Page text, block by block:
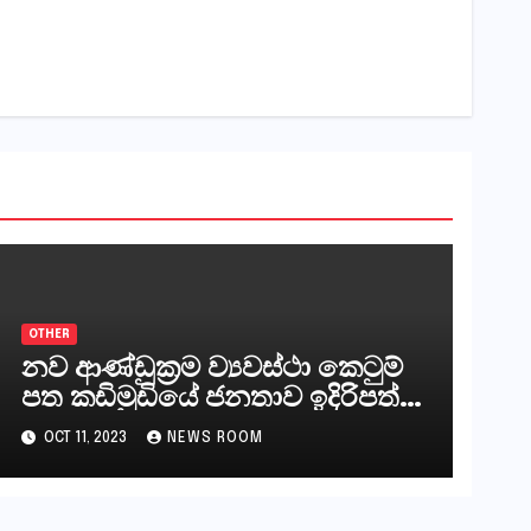
OTHER
නව ආණ්ඩුක්‍රම ව්‍යවස්ථා කෙටුම්
පත කඩිමුඩියේ ජනතාව ඉදිරිපත්
කරන්නේ?
OCT 11, 2023 NEWS ROOM